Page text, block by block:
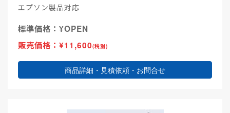
エプソン製品対応
標準価格：¥OPEN
販売価格：¥11,600(税別)
商品詳細・見積依頼・お問合せ